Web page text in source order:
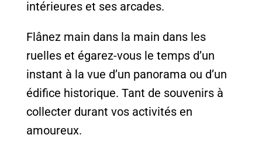
intérieures et ses arcades.
Flânez main dans la main dans les
ruelles et égarez-vous le temps d’un
instant à la vue d’un panorama ou d’un
édifice historique. Tant de souvenirs à
collecter durant vos activités en
amoureux.